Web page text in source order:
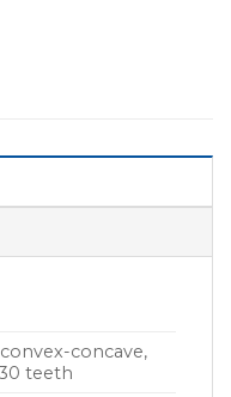
concave,
teeth